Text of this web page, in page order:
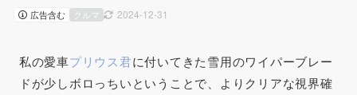
広告含む 2024-12-31
クルマ
私の愛車プリウス君に付いてきた雪用のワイパーブレー
ドが少しボロっちいということで、よりクリアな視界確